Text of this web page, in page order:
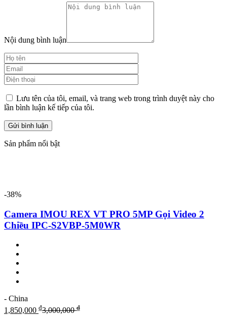
Nội dung bình luận
Lưu tên của tôi, email, và trang web trong trình duyệt này cho
lần bình luận kế tiếp của tôi.
Sản phẩm nổi bật
-38%
Camera IMOU REX VT PRO 5MP Gọi Video 2
Chiều IPC-S2VBP-5M0WR
- China
1,850,000 ₫3,000,000₫